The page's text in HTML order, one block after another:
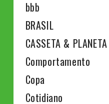
bbb
BRASIL
CASSETA & PLANETA
Comportamento
Copa
Cotidiano